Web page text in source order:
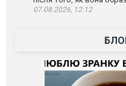
07.08.2026, 12:12